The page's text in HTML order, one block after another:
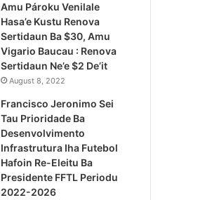
Notísia Kalan
August 4, 2026
Amu Pároku Venilale
Hasa’e Kustu Renova
Sertidaun Ba $30, Amu
Vigario Baucau : Renova
Sertidaun Ne’e $2 De’it
August 8, 2022
Francisco Jeronimo Sei
Tau Prioridade Ba
Desenvolvimento
Infrastrutura Iha Futebol
Hafoin Re-Eleitu Ba
Presidente FFTL Periodu
2022-2026